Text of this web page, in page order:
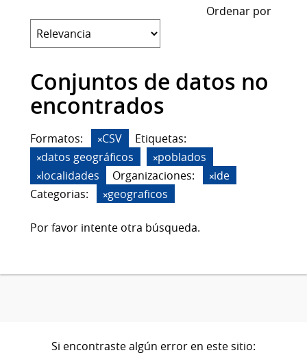
Ordenar por
Conjuntos de datos no
encontrados
Formatos: CSV
Etiquetas:
datos geográficos
poblados
localidades
Organizaciones:
ide
Categorias:
geograficos
Por favor intente otra búsqueda.
Si encontraste algún error en este sitio: